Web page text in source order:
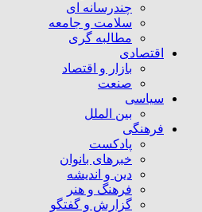
چندرسانه ای
سلامت و جامعه
مطالبه گری
اقتصادی
بازار و اقتصاد
صنعت
سیاسی
بین الملل
فرهنگی
پادکست
خبرهای بانوان
دین و اندیشه
فرهنگ و هنر
گزارش و گفتگو